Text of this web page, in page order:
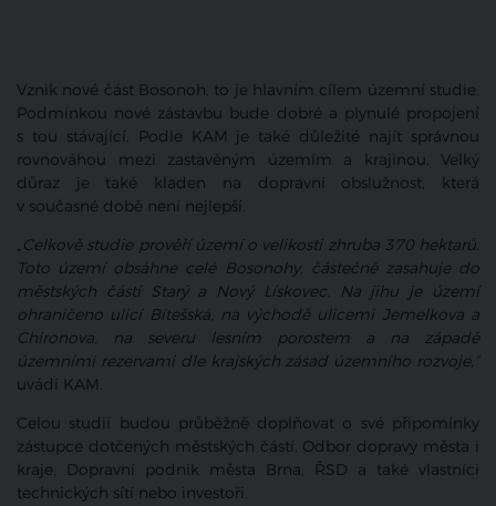
Vznik nové část Bosonoh, to je hlavním cílem územní studie.
Podmínkou nové zástavbu bude dobré a plynulé propojení
s tou stávající. Podle KAM je také důležité najít správnou
rovnováhou mezi zastavěným územím a krajinou. Velký
důraz je také kladen na dopravní obslužnost, která
v současné době není nejlepší.
„Celkově studie prověří území o velikosti zhruba 370 hektarů.
Toto území obsáhne celé Bosonohy, částečně zasahuje do
městských částí Starý a Nový Lískovec. Na jihu je území
ohraničeno ulicí Bítešská, na východě ulicemi Jemelkova a
Chironova, na severu lesním porostem a na západě
územními rezervami dle krajských zásad územního rozvoje,“
uvádí KAM.
Celou studii budou průběžně doplňovat o své připomínky
zástupce dotčených městských částí, Odbor dopravy města i
kraje, Dopravní podnik města Brna, ŘSD a také vlastníci
technických sítí nebo investoři.